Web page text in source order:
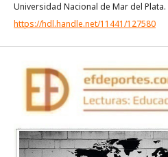
Universidad Nacional de Mar del Plata.
https://hdl.handle.net/11441/127580